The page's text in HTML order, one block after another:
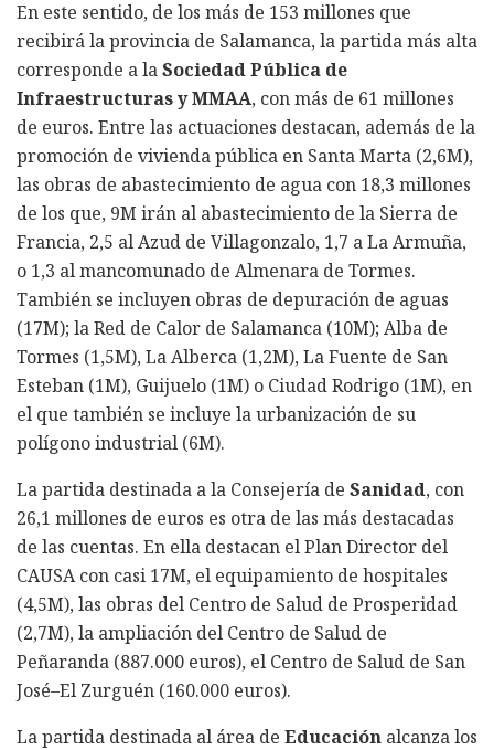
En este sentido, de los más de 153 millones que
recibirá la provincia de Salamanca, la partida más alta
corresponde a laSociedad Pública de
Infraestructuras y MMAA, con más de 61 millones
de euros. Entre las actuaciones destacan, además de la
promoción de vivienda pública en Santa Marta (2,6M),
las obras de abastecimiento de agua con 18,3 millones
de los que, 9M irán al abastecimiento de la Sierra de
Francia, 2,5 al Azud de Villagonzalo, 1,7 a La Armuña,
o 1,3 al mancomunado de Almenara de Tormes.
También se incluyen obras de depuración de aguas
(17M); la Red de Calor de Salamanca (10M); Alba de
Tormes (1,5M), La Alberca (1,2M), La Fuente de San
Esteban (1M), Guijuelo (1M) o Ciudad Rodrigo (1M), en
el que también se incluye la urbanización de su
polígono industrial (6M).
La partida destinada a la Consejería de Sanidad, con
26,1 millones de euros es otra de las más destacadas
de las cuentas. En ella destacan el Plan Director del
CAUSA con casi 17M, el equipamiento de hospitales
(4,5M), las obras del Centro de Salud de Prosperidad
(2,7M), la ampliación del Centro de Salud de
Peñaranda (887.000 euros), el Centro de Salud de San
José–El Zurguén (160.000 euros).
La partida destinada al área de Educación alcanza los